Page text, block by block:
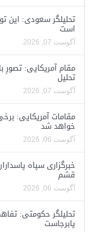
تحلیلگر سعودی: این
است
آگوست 07, 2026
مقام آمریکایی: تصورِ
تحلیل
آگوست 07, 2026
مقامات آمریکایی:
خواهد شد
آگوست 06, 2026
خبرگزاری سپاه
قشم
آگوست 06, 2026
تحلیلگر حکومتی:
پابرجاست